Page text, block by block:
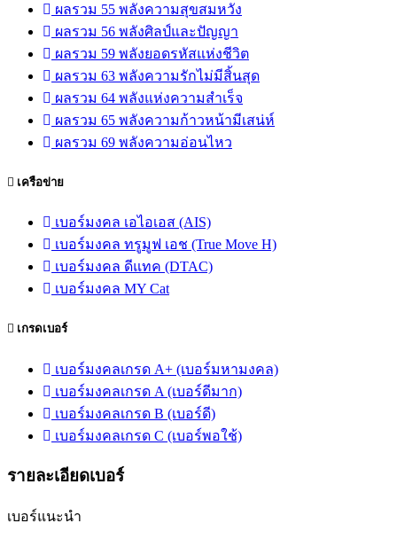
ผลรวม 55 พลังความสุขสมหวัง
ผลรวม 56 พลังศิลป์และปัญญา
ผลรวม 59 พลังยอดรหัสแห่งชีวิต
ผลรวม 63 พลังความรักไม่มีสิ้นสุด
ผลรวม 64 พลังแห่งความสำเร็จ
ผลรวม 65 พลังความก้าวหน้ามีเสน่ห์
ผลรวม 69 พลังความอ่อนไหว
เครือข่าย
เบอร์มงคล เอไอเอส (AIS)
เบอร์มงคล ทรูมูฟ เอช (True Move H)
เบอร์มงคล ดีแทค (DTAC)
เบอร์มงคล MY Cat
เกรดเบอร์
เบอร์มงคลเกรด A+ (เบอร์มหามงคล)
เบอร์มงคลเกรด A (เบอร์ดีมาก)
เบอร์มงคลเกรด B (เบอร์ดี)
เบอร์มงคลเกรด C (เบอร์พอใช้)
รายละเอียดเบอร์
เบอร์แนะนำ